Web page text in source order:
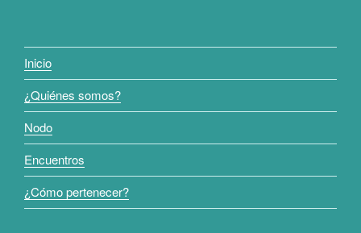
Inicio
¿Quiénes somos?
Nodo
Encuentros
¿Cómo pertenecer?